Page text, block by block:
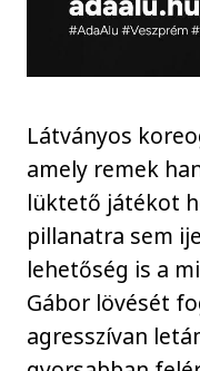
Látványos
amely remek
lüktető játékot
pillanatra sem
lehetőség is a
Gábor lövését
agresszívan